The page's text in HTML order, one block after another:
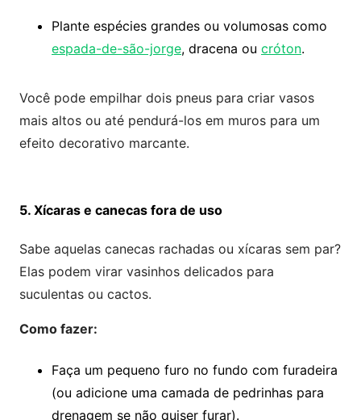
Plante espécies grandes ou volumosas como
espada-de-são-jorge, dracena ou cróton.
Você pode empilhar dois pneus para criar vasos
mais altos ou até pendurá-los em muros para um
efeito decorativo marcante.
5. Xícaras e canecas fora de uso
Sabe aquelas canecas rachadas ou xícaras sem par?
Elas podem virar vasinhos delicados para
suculentas ou cactos.
Como fazer:
Faça um pequeno furo no fundo com furadeira
(ou adicione uma camada de pedrinhas para
drenagem se não quiser furar).